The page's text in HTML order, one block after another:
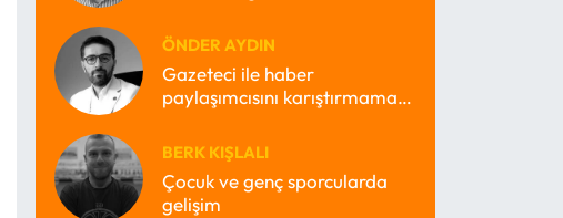
ÖNDER AYDIN
Gazeteci ile haber
paylaşımcısını karıştırmamak
BERK KIŞLALI
Çocuk ve genç sporcularda
gelişim